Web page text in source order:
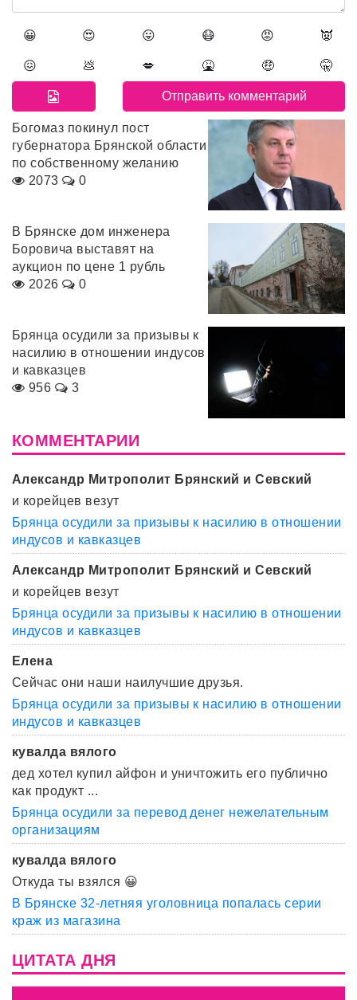
😀 😍 😛 😷 😡 👿
😖 💩 💋 🤮 🤑 🤫
Богомаз покинул пост
губернатора Брянской области
по собственному желанию
2073
0
В Брянске дом инженера
Боровича выставят на
аукцион по цене 1 рубль
2026
0
Брянца осудили за призывы к
насилию в отношении индусов
и кавказцев
956
3
КОММЕНТАРИИ
Александр Митрополит Брянский и Севский
и корейцев везут
Брянца осудили за призывы к насилию в отношении
индусов и кавказцев
Александр Митрополит Брянский и Севский
и корейцев везут
Брянца осудили за призывы к насилию в отношении
индусов и кавказцев
Елена
Сейчас они наши наилучшие друзья.
Брянца осудили за призывы к насилию в отношении
индусов и кавказцев
кувалда вялого
дед хотел купил айфон и уничтожить его публично
как продукт ...
Брянца осудили за перевод денег нежелательным
организациям
кувалда вялого
Откуда ты взялся 😀
В Брянске 32-летняя уголовница попалась серии
краж из магазина
ЦИТАТА ДНЯ